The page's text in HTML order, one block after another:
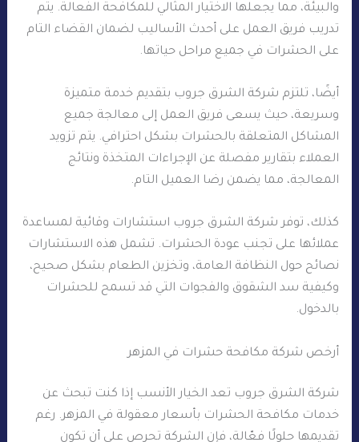
والبيئة، مما يجعلها الاختيار المثالي للمكافحة الفعالة. يتم
تدريب فريق العمل على أحدث الأساليب لضمان القضاء التام
على الحشرات في جميع مراحل حياتها.
أيضًا، تلتزم شركة الشرق جروب بتقديم خدمة متميزة
وسريعة، حيث يسعى فريق العمل إلى معالجة جميع
المشاكل المتعلقة بالحشرات بشكل احترافي. يتم تزويد
العملاء بتقارير مفصلة عن الإجراءات المتخذة ونتائج
المعالجة، مما يضمن رضا العميل التام.
كذلك، توفر شركة الشرق جروب استشارات وقائية لمساعدة
عملائها على تجنب عودة الحشرات. تشمل هذه الاستشارات
نصائح حول النظافة العامة، وتخزين الطعام بشكل صحيح،
وكيفية سد الشقوق والفجوات التي قد تسمح للحشرات
بالدخول.
أرخص شركة مكافحة حشرات في المزهر
شركة الشرق جروب تعد الخيار الأنسب إذا كنت تبحث عن
خدمات مكافحة الحشرات بأسعار معقولة في المزهر. رغم
تقديمها حلولًا فعّالة، فإن الشركة تحرص على أن تكون